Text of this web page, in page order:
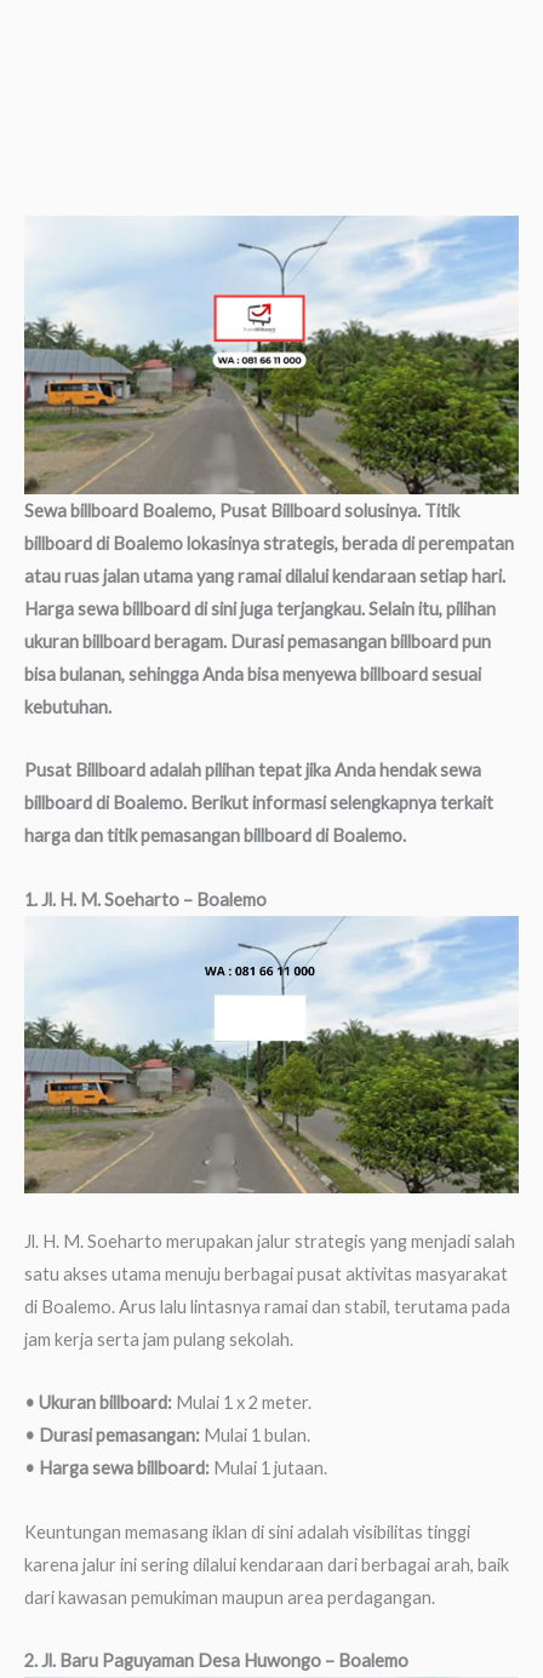
Sewa billboard Boalemo, Pusat Billboard solusinya. Titik
billboard di Boalemo lokasinya strategis, berada di perempatan
atau ruas jalan utama yang ramai dilalui kendaraan setiap hari.
Harga sewa billboard di sini juga terjangkau. Selain itu, pilihan
ukuran billboard beragam. Durasi pemasangan billboard pun
bisa bulanan, sehingga Anda bisa menyewa billboard sesuai
kebutuhan.
Pusat Billboard adalah pilihan tepat jika Anda hendak sewa
billboard di Boalemo. Berikut informasi selengkapnya terkait
harga dan titik pemasangan billboard di Boalemo.
1. Jl. H. M. Soeharto – Boalemo
Jl. H. M. Soeharto merupakan jalur strategis yang menjadi salah
satu akses utama menuju berbagai pusat aktivitas masyarakat
di Boalemo. Arus lalu lintasnya ramai dan stabil, terutama pada
jam kerja serta jam pulang sekolah.
• Ukuran billboard: Mulai 1 x 2 meter.
• Durasi pemasangan: Mulai 1 bulan.
• Harga sewa billboard: Mulai 1 jutaan.
Keuntungan memasang iklan di sini adalah visibilitas tinggi
karena jalur ini sering dilalui kendaraan dari berbagai arah, baik
dari kawasan pemukiman maupun area perdagangan.
2. Jl. Baru Paguyaman Desa Huwongo – Boalemo